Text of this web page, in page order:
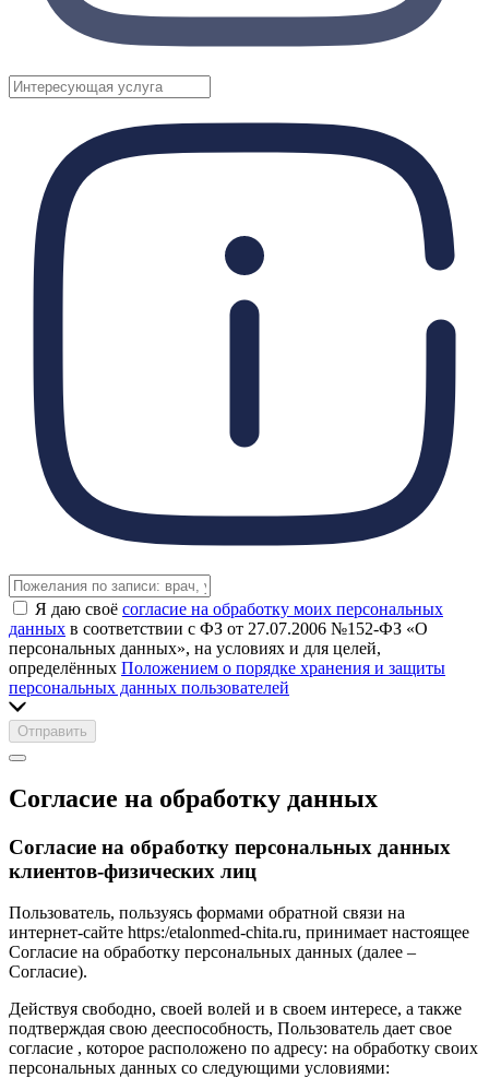
Я даю своё согласие на обработку моих персональных
данных в соответствии с ФЗ от 27.07.2006 №152-ФЗ «О
персональных данных», на условиях и для целей,
определённых Положением о порядке хранения и защиты
персональных данных пользователей
Отправить
Согласие на обработку данных
Согласие на обработку персональных данных
клиентов-физических лиц
Пользователь, пользуясь формами обратной связи на
интернет-сайте https:/etalonmed-chita.ru, принимает настоящее
Согласие на обработку персональных данных (далее –
Согласие).
Действуя свободно, своей волей и в своем интересе, а также
подтверждая свою дееспособность, Пользователь дает свое
согласие , которое расположено по адресу: на обработку своих
персональных данных со следующими условиями: